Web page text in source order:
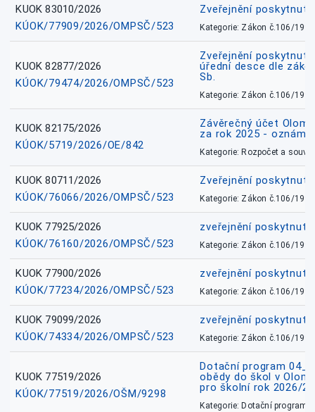
KUOK 83010/2026
KÚOK/77909/2026/OMPSČ/523
Zveřejnění
Kategorie: Zákon č.106/1999
KUOK 82877/2026
KÚOK/79474/2026/OMPSČ/523
Zveřejnění
úřední desce dle
Sb.
Kategorie: Zákon č.106/1999
KUOK 82175/2026
KÚOK/5719/2026/OE/842
Závěrečný účet
za rok 2025 -
Kategorie: Rozpočet a
KUOK 80711/2026
KÚOK/76066/2026/OMPSČ/523
Zveřejnění
Kategorie: Zákon č.106/1999
KUOK 77925/2026
KÚOK/76160/2026/OMPSČ/523
zveřejnění
Kategorie: Zákon č.106/1999
KUOK 77900/2026
KÚOK/77234/2026/OMPSČ/523
zveřejnění
Kategorie: Zákon č.106/1999
KUOK 79099/2026
KÚOK/74334/2026/OMPSČ/523
zveřejnění
Kategorie: Zákon č.106/1999
KUOK 77519/2026
KÚOK/77519/2026/OŠM/9298
Dotační program
obědy do škol v
pro školní rok 2026/
Kategorie: Dotační